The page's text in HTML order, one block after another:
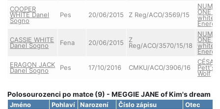
COOPER
WHITE Danel
Sogno
Pes 20/06/2015 Z Reg/ACO/3569/15 ONE of
white
Energy
CASSIE WHITE
Danel Sogno Fena 20/06/2015 Z
Reg/ACO/3570/15/18
ONE of
white
Energy
ERAGON JACK
Danel Sogno Pes 17/10/2016 CMKU/ACO/3906/16
CÉSAR
Pett's
Wolf
Polosourozenci po matce (9) - MEGGIE JANE of Kim's dream
Jméno Pohlaví Narození Číslo zápisu
Otec